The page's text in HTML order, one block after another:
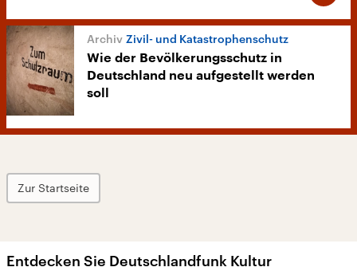
Zivil- und Katastrophenschutz
Wie der Bevölkerungsschutz in
Deutschland neu aufgestellt werden
soll
Zur Startseite
Entdecken Sie Deutschlandfunk Kultur